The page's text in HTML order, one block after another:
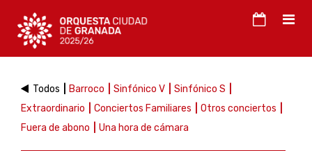
Todos Barroco Sinfónico V
Sinfónico S
Extraordinario
Conciertos Familiares
Otros conciertos
Fuera de abono
Una hora de cámara